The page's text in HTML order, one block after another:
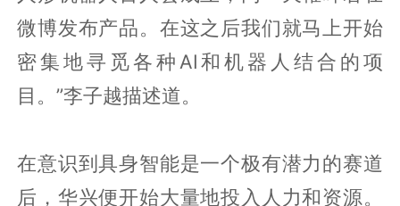
微博发布产品。在这之后我们就马上开始
密集地寻觅各种AI和机器人结合的项
目。”李子越描述道。
在意识到具身智能是一个极有潜力的赛道
后，华兴便开始大量地投入人力和资源。